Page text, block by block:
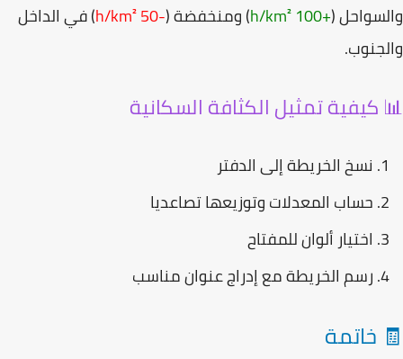
(
+100 h/km² ) ومنخفضة (-50 h/km²
) في الداخل
تمثيل الكثافة السكانية
نسخ الخريطة إلى الدفتر
حساب المعدلات وتوزيعها تصاعديا
اختيار ألوان للمفتاح
رسم الخريطة مع إدراج عنوان مناسب
خاتمة